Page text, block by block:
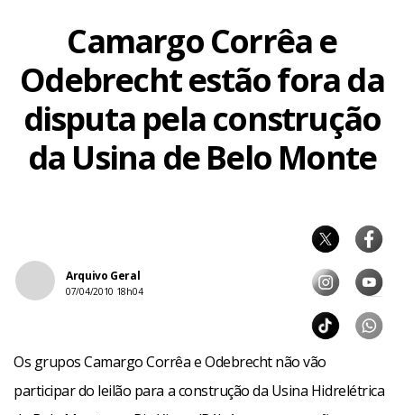
Camargo Corrêa e
Odebrecht estão fora da
disputa pela construção
da Usina de Belo Monte
Arquivo Geral
07/04/2010 18h04
Os grupos Camargo Corrêa e Odebrecht não vão
participar do leilão para a construção da Usina Hidrelétrica